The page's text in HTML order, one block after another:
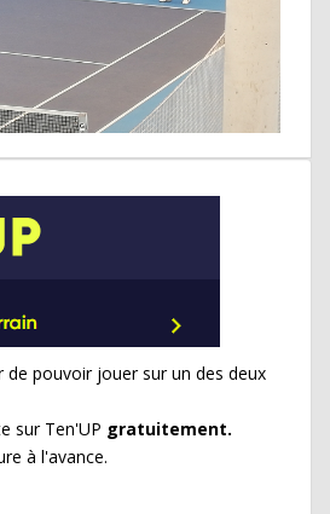
de pouvoir jouer sur un des deux
sur Ten'UP gratuitement.
à l'avance.